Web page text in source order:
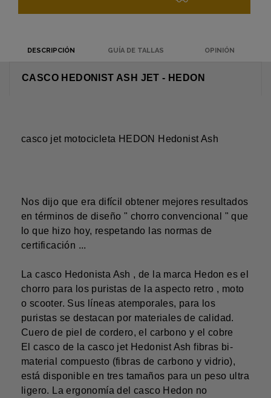
DESCRIPCIÓN GUÍA DE TALLAS OPINIÓN
CASCO HEDONIST ASH JET - HEDON
casco jet motocicleta HEDON Hedonist Ash
Nos dijo que era difícil obtener mejores resultados
en términos de diseño " chorro convencional " que
lo que hizo hoy, respetando las normas de
certificación ...
Lacasco Hedonista Ash , de la marca Hedon es el
chorro para los puristas de laaspecto retro , moto
o scooter. Sus líneas atemporales, para los
puristas se destacan por materiales de calidad.
Cuero de piel de cordero, el carbono y el cobre
El casco de lacasco jet Hedonist Ashfibras bi-
material compuesto (fibras de carbono y vidrio),
está disponible en tres tamaños para un peso ultra
ligero. La ergonomía del casco Hedon no